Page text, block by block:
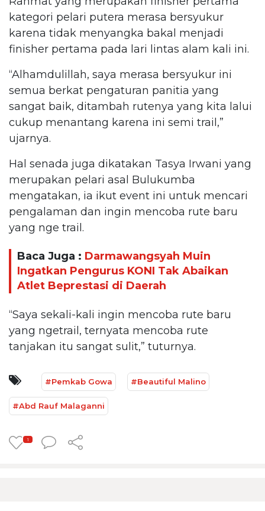
kategori pelari putera merasa bersyukur
karena tidak menyangka bakal menjadi
finisher pertama pada lari lintas alam kali ini.
“Alhamdulillah, saya merasa bersyukur ini
semua berkat pengaturan panitia yang
sangat baik, ditambah rutenya yang kita lalui
cukup menantang karena ini semi trail,”
ujarnya.
Hal senada juga dikatakan Tasya Irwani yang
merupakan pelari asal Bulukumba
mengatakan, ia ikut event ini untuk mencari
pengalaman dan ingin mencoba rute baru
yang nge trail.
Baca Juga : Darmawangsyah Muin
Ingatkan Pengurus KONI Tak Abaikan
Atlet Beprestasi di Daerah
“Saya sekali-kali ingin mencoba rute baru
yang ngetrail, ternyata mencoba rute
tanjakan itu sangat sulit,” tuturnya.
#Pemkab Gowa #Beautiful Malino
#Abd Rauf Malaganni
1